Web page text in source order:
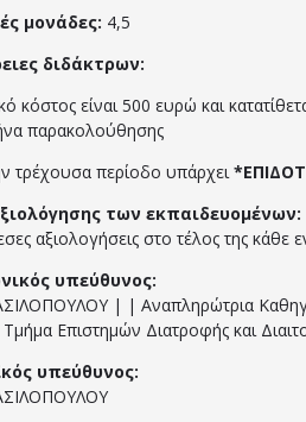
μονάδες: 4,5
διδάκτρων:
κόστος είναι 500 ευρώ και
παρακολούθησης
τρέχουσα περίοδο υπάρχει
των εκπαιδευομένων:
αξιολογήσεις στο τέλος της κάθε
υπεύθυνος:
| | Αναπληρώτρια
Επιστημών Διατροφής και
υπεύθυνος: